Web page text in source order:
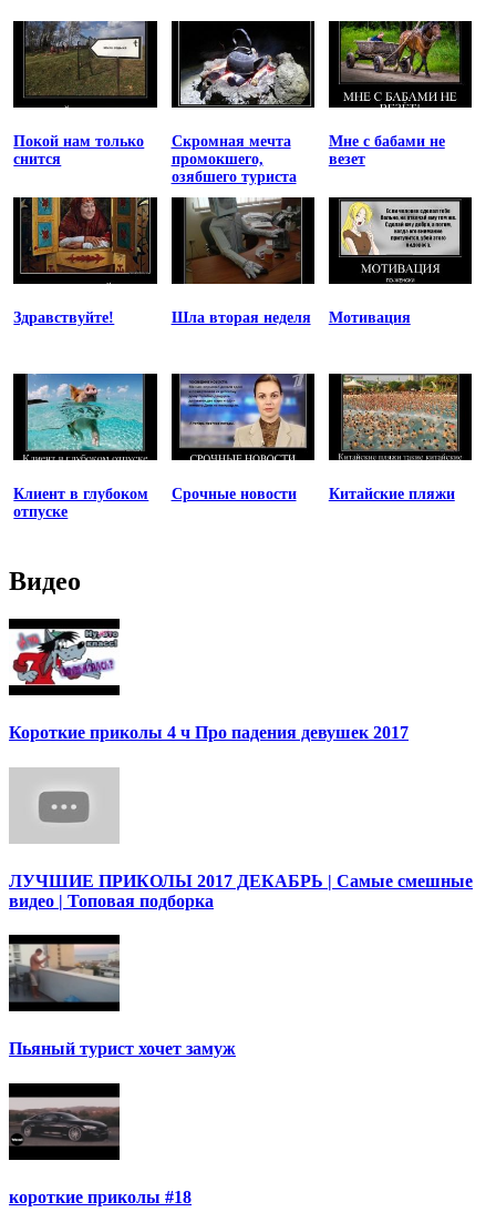
Покой нам только
снится
Скромная мечта
промокшего,
озябшего туриста
Мне с бабами не
везет
Здравствуйте! Шла вторая неделя Мотивация
Клиент в глубоком
отпуске
Срочные новости Китайские пляжи
Видео
Короткие приколы 4 ч Про падения девушек 2017
ЛУЧШИЕ ПРИКОЛЫ 2017 ДЕКАБРЬ | Cамые смешные
видео | Топовая подборка
Пьяный турист хочет замуж
короткие приколы #18